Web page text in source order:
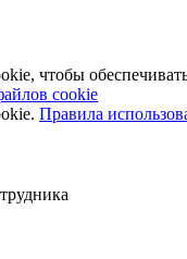
чтобы
cookie
Правила